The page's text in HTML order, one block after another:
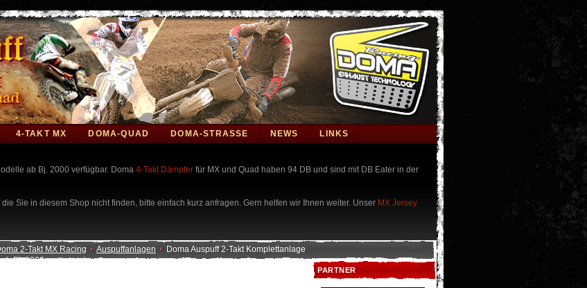
4-TAKT MX DOMA-QUAD DOMA-STRASSE NEWS LINKS
ab Bj. 2000 verfügbar. Doma 4-Takt Dämpfer für MX und Quad haben 94 DB und sind mit DB Eater in der
die Sie in diesem Shop nicht finden, bitte einfach kurz anfragen. Gern helfen wir Ihnen weiter. Unser MX Jersey
2-Takt MX Racing Auspuffanlagen
Doma Auspuff 2-Takt Komplettanlage
ab Bj. 2002
PARTNER